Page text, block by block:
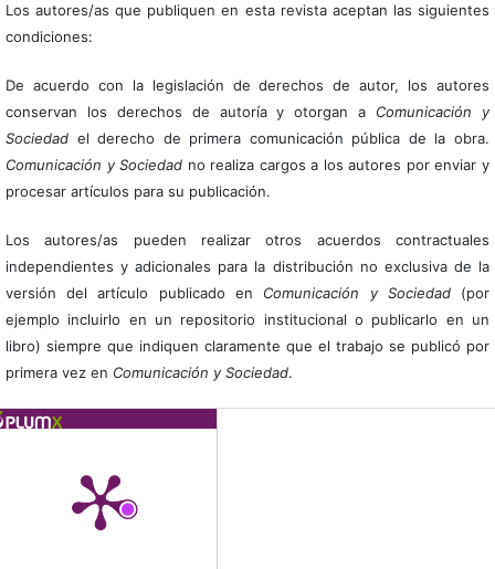
Los autores/as que publiquen en esta revista aceptan las siguientes
condiciones:
De acuerdo con la legislación de derechos de autor, los autores
conservan los derechos de autoría y otorgan a Comunicación y
Sociedadel derecho de primera comunicación pública de la obra.
Comunicación y Sociedad no realiza cargos a los autores por enviar y
procesar artículos para su publicación.
Los autores/as pueden realizar otros acuerdos contractuales
independientes y adicionales para la distribución no exclusiva de la
versión del artículo publicado en Comunicación y Sociedad(por
ejemplo incluirlo en un repositorio institucional o publicarlo en un
libro) siempre que indiquen claramente que el trabajo se publicó por
primera vez en Comunicación y Sociedad.